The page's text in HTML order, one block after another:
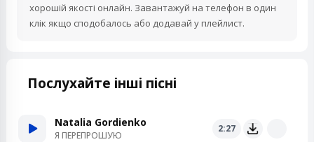
хорошій якості онлайн. Завантажуй на телефон в один
клік якщо сподобалось або додавай у плейлист.
Послухайте інші пісні
Natalia Gordienko
Я ПЕРЕПРОШУЮ
2:27